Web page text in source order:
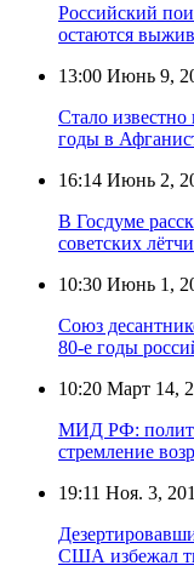
Российский
остаются
13:00 Июнь 9,
Стало известно
годы в
16:14 Июнь 2,
В Госдуме
советских
10:30 Июнь 1,
Союз
80-е годы
10:20 Март 14,
МИД РФ:
стремление
19:11 Ноя. 3,
США избежал